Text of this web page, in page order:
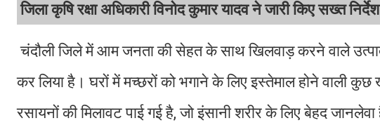
जिला कृषि रक्षा अधिकारी विनोद कुमार यादव ने जारी किए सख्त निर्देश
चंदौली जिले में आम जनता की सेहत के साथ खिलवाड़ करने वाले
कर लिया है। घरों में मच्छरों को भगाने के लिए इस्तेमाल होने वाली
रसायनों की मिलावट पाई गई है, जो इंसानी शरीर के लिए बेहद